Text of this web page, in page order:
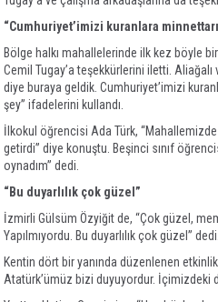
“Cumhuriyet’imizi kuranlara
Bölge halkı mahallelerinde ilk kez böyle
Cemil Tugay’a teşekkürlerini iletti.
diye buraya geldik. Cumhuriyet’imizi
şey” ifadelerini kullandı.
İlkokul öğrencisi Ada Türk,
getirdi” diye konuştu. Beşinci sınıf
oynadım” dedi.
“Bu duyarlılık çok güzel”
İzmirli Gülsüm Özyiğit de, “Çok güzel,
Yapılmıyordu. Bu duyarlılık çok güzel” dedi.
Kentin dört bir yanında düzenlenen
Atatürk’ümüz bizi duyuyordur. İçimizdeki